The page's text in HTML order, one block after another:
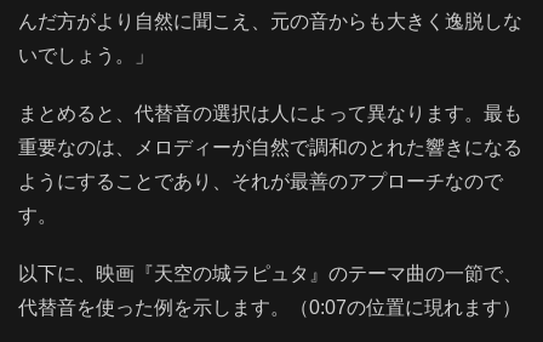
んだ方がより自然に聞こえ、元の音からも大きく逸脱しな
いでしょう。」
まとめると、代替音の選択は人によって異なります。最も
重要なのは、メロディーが自然で調和のとれた響きになる
ようにすることであり、それが最善のアプローチなので
す。
以下に、映画『天空の城ラピュタ』のテーマ曲の一節で、
代替音を使った例を示します。（0:07の位置に現れます）